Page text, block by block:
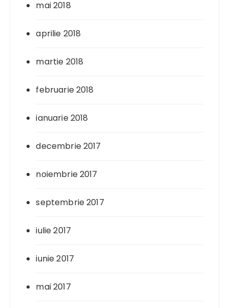
mai 2018
aprilie 2018
martie 2018
februarie 2018
ianuarie 2018
decembrie 2017
noiembrie 2017
septembrie 2017
iulie 2017
iunie 2017
mai 2017